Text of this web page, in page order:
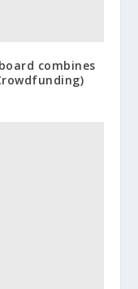
combines